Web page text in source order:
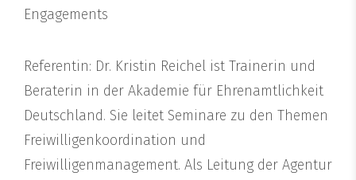
Engagements
Referentin: Dr. Kristin Reichel ist Trainerin und
Beraterin in der Akademie für Ehrenamtlichkeit
Deutschland. Sie leitet Seminare zu den Themen
Freiwilligenkoordination und
Freiwilligenmanagement. Als Leitung der Agentur